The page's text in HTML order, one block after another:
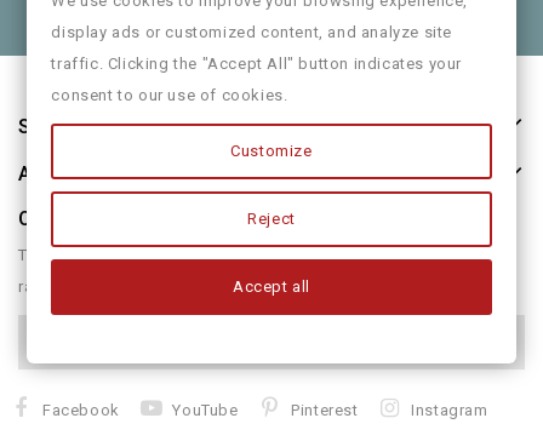
Store Information
About Us
Our Newsletter
There are many variations of passages of form humour or
randomised
Facebook YouTube Pinterest Instagram
display ads or customized content, and analyze site
traffic. Clicking the "Accept All" button indicates your
consent to our use of cookies.
Customize
Reject
Accept all